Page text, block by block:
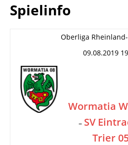
Spielinfo
Oberliga
09.08.2019
Wormatia
– SV
Trier